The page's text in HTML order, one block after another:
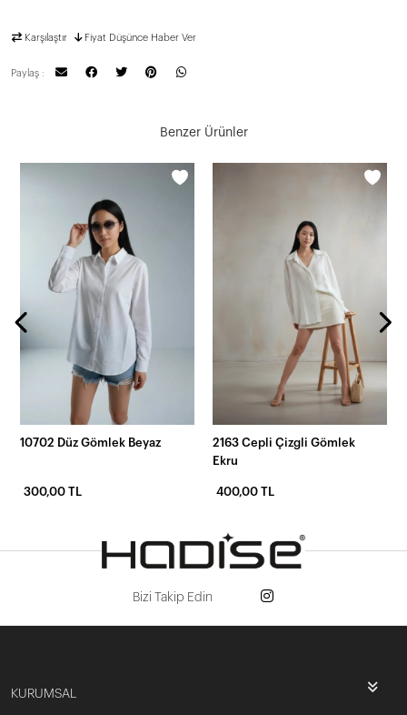
Karşılaştır Fiyat Düşünce Haber Ver
Paylaş :
Benzer Ürünler
10702 Düz Gömlek Beyaz
300,00 TL
2163 Cepli Çizgli Gömlek
Ekru
400,00 TL
Bizi Takip Edin
KURUMSAL